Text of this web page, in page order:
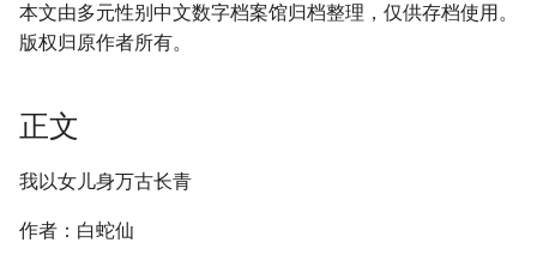
本文由多元性别中文数字档案馆归档整理，仅供存档使用。
版权归原作者所有。
正文
我以女儿身万古长青
作者：白蛇仙